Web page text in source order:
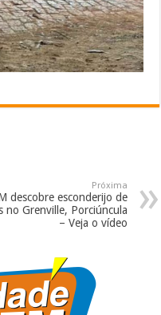
Próxima
descobre esconderijo de
no Grenville, Porciúncula
– Veja o vídeo